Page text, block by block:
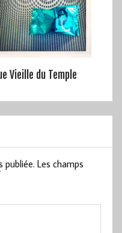
Vieille du Temple
publiée. Les champs